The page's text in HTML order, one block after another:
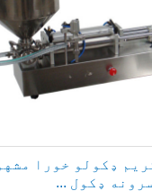
ډکولو خورا
ډکول ...